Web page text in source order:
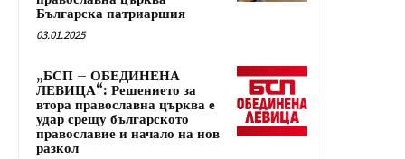
Българска патриаршия
03.01.2025
„БСП – ОБЕДИНЕНА
ЛЕВИЦА“: Решението за
втора православна църква е
удар срещу българското
православие и начало на нов
разкол